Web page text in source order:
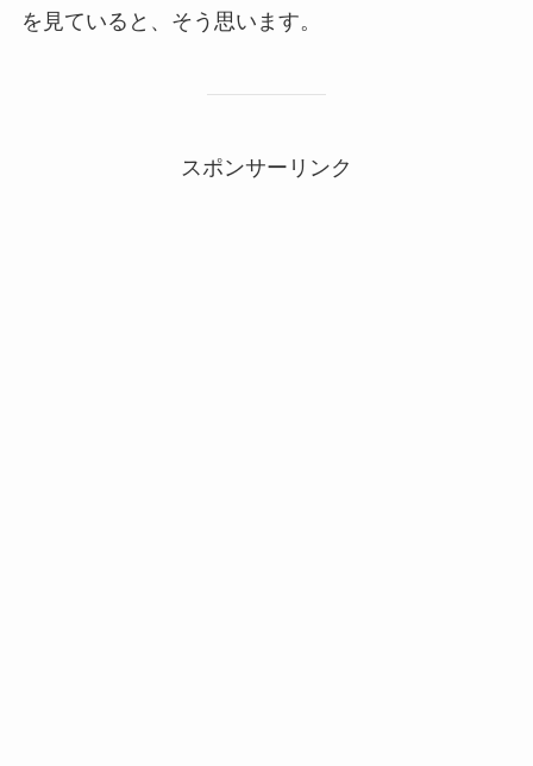
を見ていると、そう思います。
スポンサーリンク